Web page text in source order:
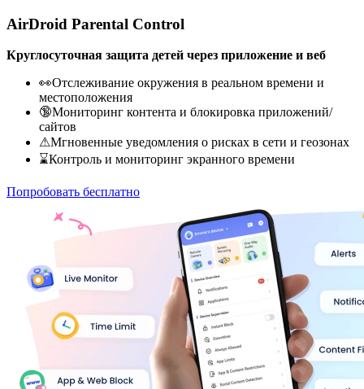
AirDroid Parental Control
Круглосуточная защита детей через приложение и веб
👀Отслеживание окружения в реальном времени и
местоположения
🔞Мониторинг контента и блокировка приложений/
сайтов
⚠Мгновенные уведомления о рисках в сети и геозонах
⌛Контроль и мониторинг экранного времени
Попробовать бесплатно